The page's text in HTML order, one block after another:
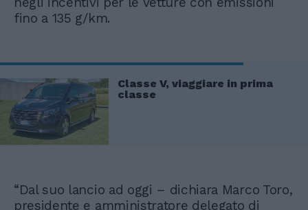
fino a 135 g/km.
Classe V, viaggiare in prima
classe
“Dal suo lancio ad oggi – dichiara Marco Toro,
presidente e amministratore delegato di